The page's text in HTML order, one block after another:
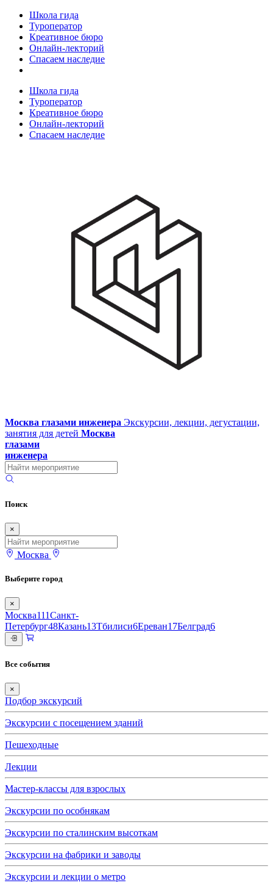
Школа гида
Туроператор
Креативное бюро
Онлайн-лекторий
Спасаем наследие
Школа гида
Туроператор
Креативное бюро
Онлайн-лекторий
Спасаем наследие
Москва глазами инженера Экскурсии, лекции, дегустации,
занятия для детей Москва
глазами
инженера
Поиск
×
Москва
Выберите город
×
Москва111Санкт-
Петербург48Казань13Тбилиси6Ереван17Белград6
Все события
×
Подбор экскурсий
Экскурсии с посещением зданий
Пешеходные
Лекции
Мастер-классы для взрослых
Экскурсии по особнякам
Экскурсии по сталинским высоткам
Экскурсии на фабрики и заводы
Экскурсии и лекции о метро